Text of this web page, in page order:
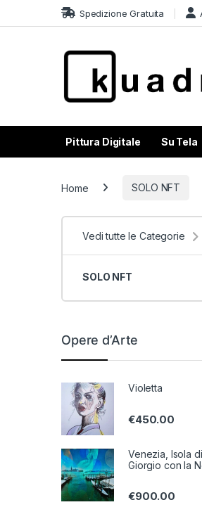
Skip to navigation
Skip to content Spedizione Gratuita
Pittura Digitale Su Tela
Home SOLO NFT
Vedi tutte le Categorie
SOLO NFT
Opere d’Arte
Violetta
€450.00
Venezia, Isola
Giorgio con la
€900.00